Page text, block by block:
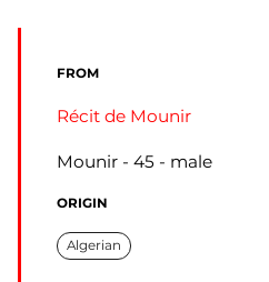
FROM
Récit de Mounir
Mounir 45 male
ORIGIN
Algerian